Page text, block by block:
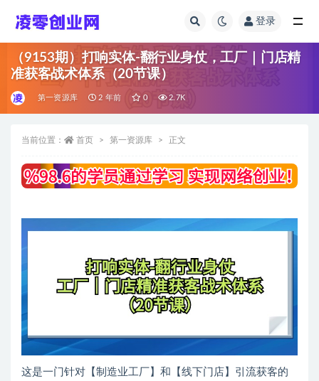
登录
（9153期）打响实体-翻行业身仗，​工厂｜门店精
准获客战术体系（20节课）
第一资源库 2 年前 0 2.7K
当前位置： 首页 第一资源库 正文
这是一门针对【制造业工厂】和【线下门店】引流获客的